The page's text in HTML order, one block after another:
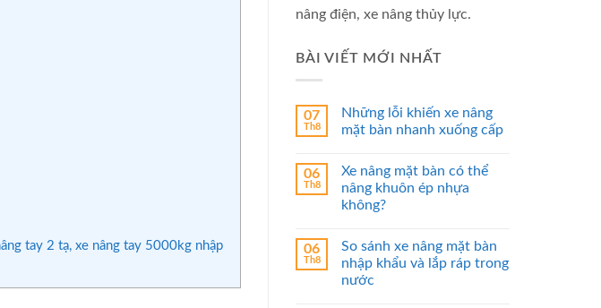
tay 2 tạ, xe nâng tay 5000kg nhập
nâng điện, xe nâng thủy lực.
BÀI VIẾT MỚI NHẤT
07
Th8
Những lỗi khiến xe nâng
mặt bàn nhanh xuống cấp
06
Th8
Xe nâng mặt bàn có thể
nâng khuôn ép nhựa
không?
06
Th8
So sánh xe nâng mặt bàn
nhập khẩu và lắp ráp trong
nước